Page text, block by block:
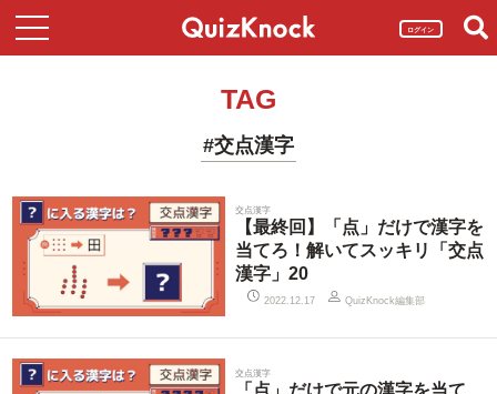
ログイン
TAG
#交点漢字
交点漢字
【最終回】「点」だけで漢字を
当てろ！解いてスッキリ「交点
漢字」20
2022.12.17 QuizKnock編集部
交点漢字
「点」だけで元の漢字を当て